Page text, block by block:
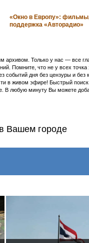
«Окно в Европу»:
поддержка «Авторадио»
Только у нас — все
Помните, что не у всех
дня без цензуры и
в живом эфире! Быстрый
любую минуту Вы можете
Вашем городе